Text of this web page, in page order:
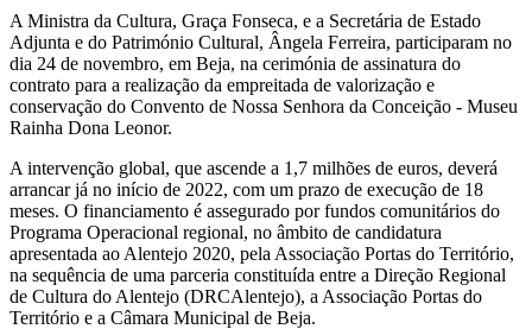
A Ministra da Cultura, Graça Fonseca, e a Secretária de Estado
Adjunta e do Património Cultural, Ângela Ferreira, participaram no
dia 24 de novembro, em Beja, na cerimónia de assinatura do
contrato para a realização da empreitada de valorização e
conservação do Convento de Nossa Senhora da Conceição - Museu
Rainha Dona Leonor.
A intervenção global, que ascende a 1,7 milhões de euros, deverá
arrancar já no início de 2022, com um prazo de execução de 18
meses. O financiamento é assegurado por fundos comunitários do
Programa Operacional regional, no âmbito de candidatura
apresentada ao Alentejo 2020, pela Associação Portas do Território,
na sequência de uma parceria constituída entre a Direção Regional
de Cultura do Alentejo (DRCAlentejo), a Associação Portas do
Território e a Câmara Municipal de Beja.